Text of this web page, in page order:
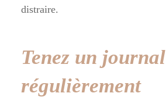
distraire.
Tenez un journal
régulièrement